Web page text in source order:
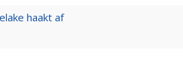
haakt af